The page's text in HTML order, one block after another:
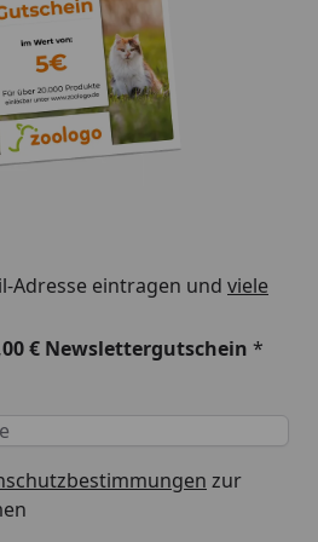
Adresse eintragen und viele
€ Newslettergutschein *
zur